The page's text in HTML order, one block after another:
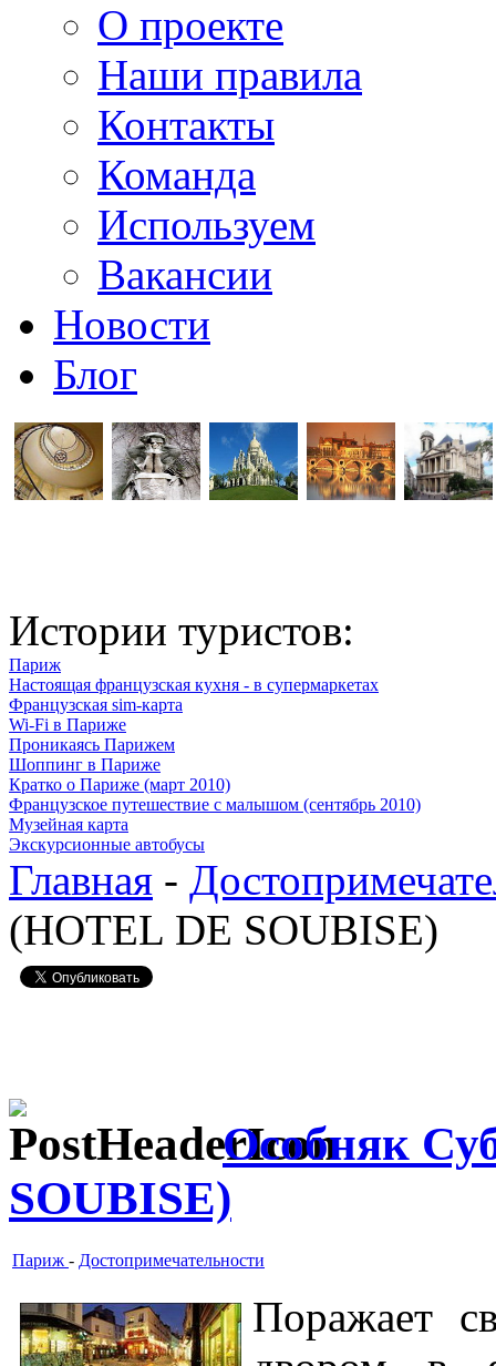
О проекте
Наши правила
Контакты
Команда
Используем
Вакансии
Новости
Блог
Истории туристов:
Париж
Настоящая французская кухня - в супермаркетах
Французская sim-карта
Wi-Fi в Париже
Проникаясь Парижем
Шоппинг в Париже
Кратко о Париже (март 2010)
Французское путешествие с малышом (сентябрь 2010)
Музейная карта
Экскурсионные автобусы
Главная -
(HOTEL DE SOUBISE)
Особняк
SOUBISE)
Париж - Достопримечательности
Поражает